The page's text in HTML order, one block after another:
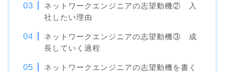
ネットワークエンジニアの志望動機② 入
社したい理由
ネットワークエンジニアの志望動機③ 成
長していく過程
ネットワークエンジニアの志望動機を書く